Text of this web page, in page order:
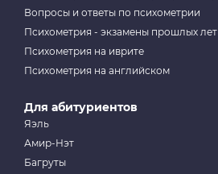
Вопросы и ответы по психометрии
Психометрия - экзамены прошлых лет
Психометрия на иврите
Психометрия на английском
Для абитуриентов
Яэль
Амир-Нэт
Багруты